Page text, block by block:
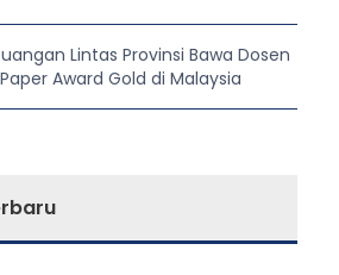
Lintas Provinsi Bawa Dosen
Award Gold di Malaysia